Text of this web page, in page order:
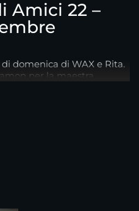
Amici 22 –
domenica di WAX e Rita.
per la maestra